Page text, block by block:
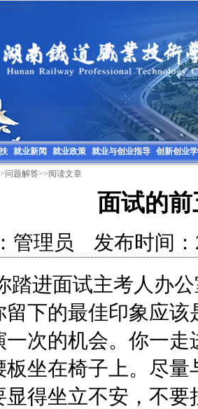
就业新闻 就业政策 就业与创业指导 创新创业
问题解答>>阅读文章
面试的
管理员 发布时间
踏进面试主考人办
留下的最佳印象应
一次的机会。你一
板坐在椅子上。尽
显得坐立不安，不